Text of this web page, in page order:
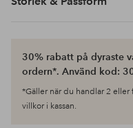
30% rabatt på dyraste
ordern*. Använd kod:
*Gäller när du handlar 2
villkor i kassan.